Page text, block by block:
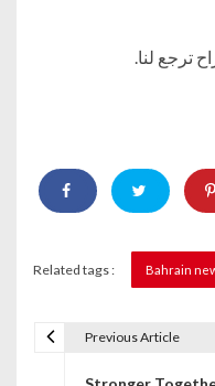
ترجع لنا.
Related tags : Bahrain
Previous Article